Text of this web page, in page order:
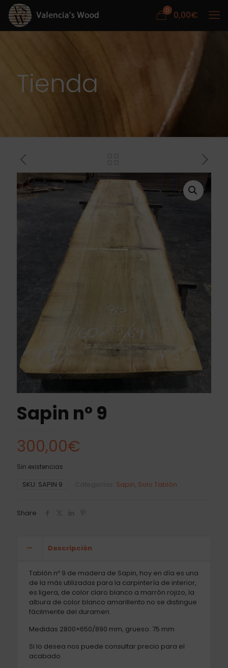
0 0,00€
Tienda
Sapin nº 9
300,00€
Sin existencias
SKU: SAPIN 9 Sapin Solo Tablón
Share
Descripción
Tablón nº 9 de madera de Sapin, hoy en día es una
de la más utilizadas para la carpintería de interior,
es ligera, de color claro blanco a marrón rojizo, la
albura de color blanco amarillento no se distingue
fácilmente del duramen.
Medidas 2800×650/890 mm, grueso: 75 mm
Si lo desea nos puede consultar precio para el
acabado.